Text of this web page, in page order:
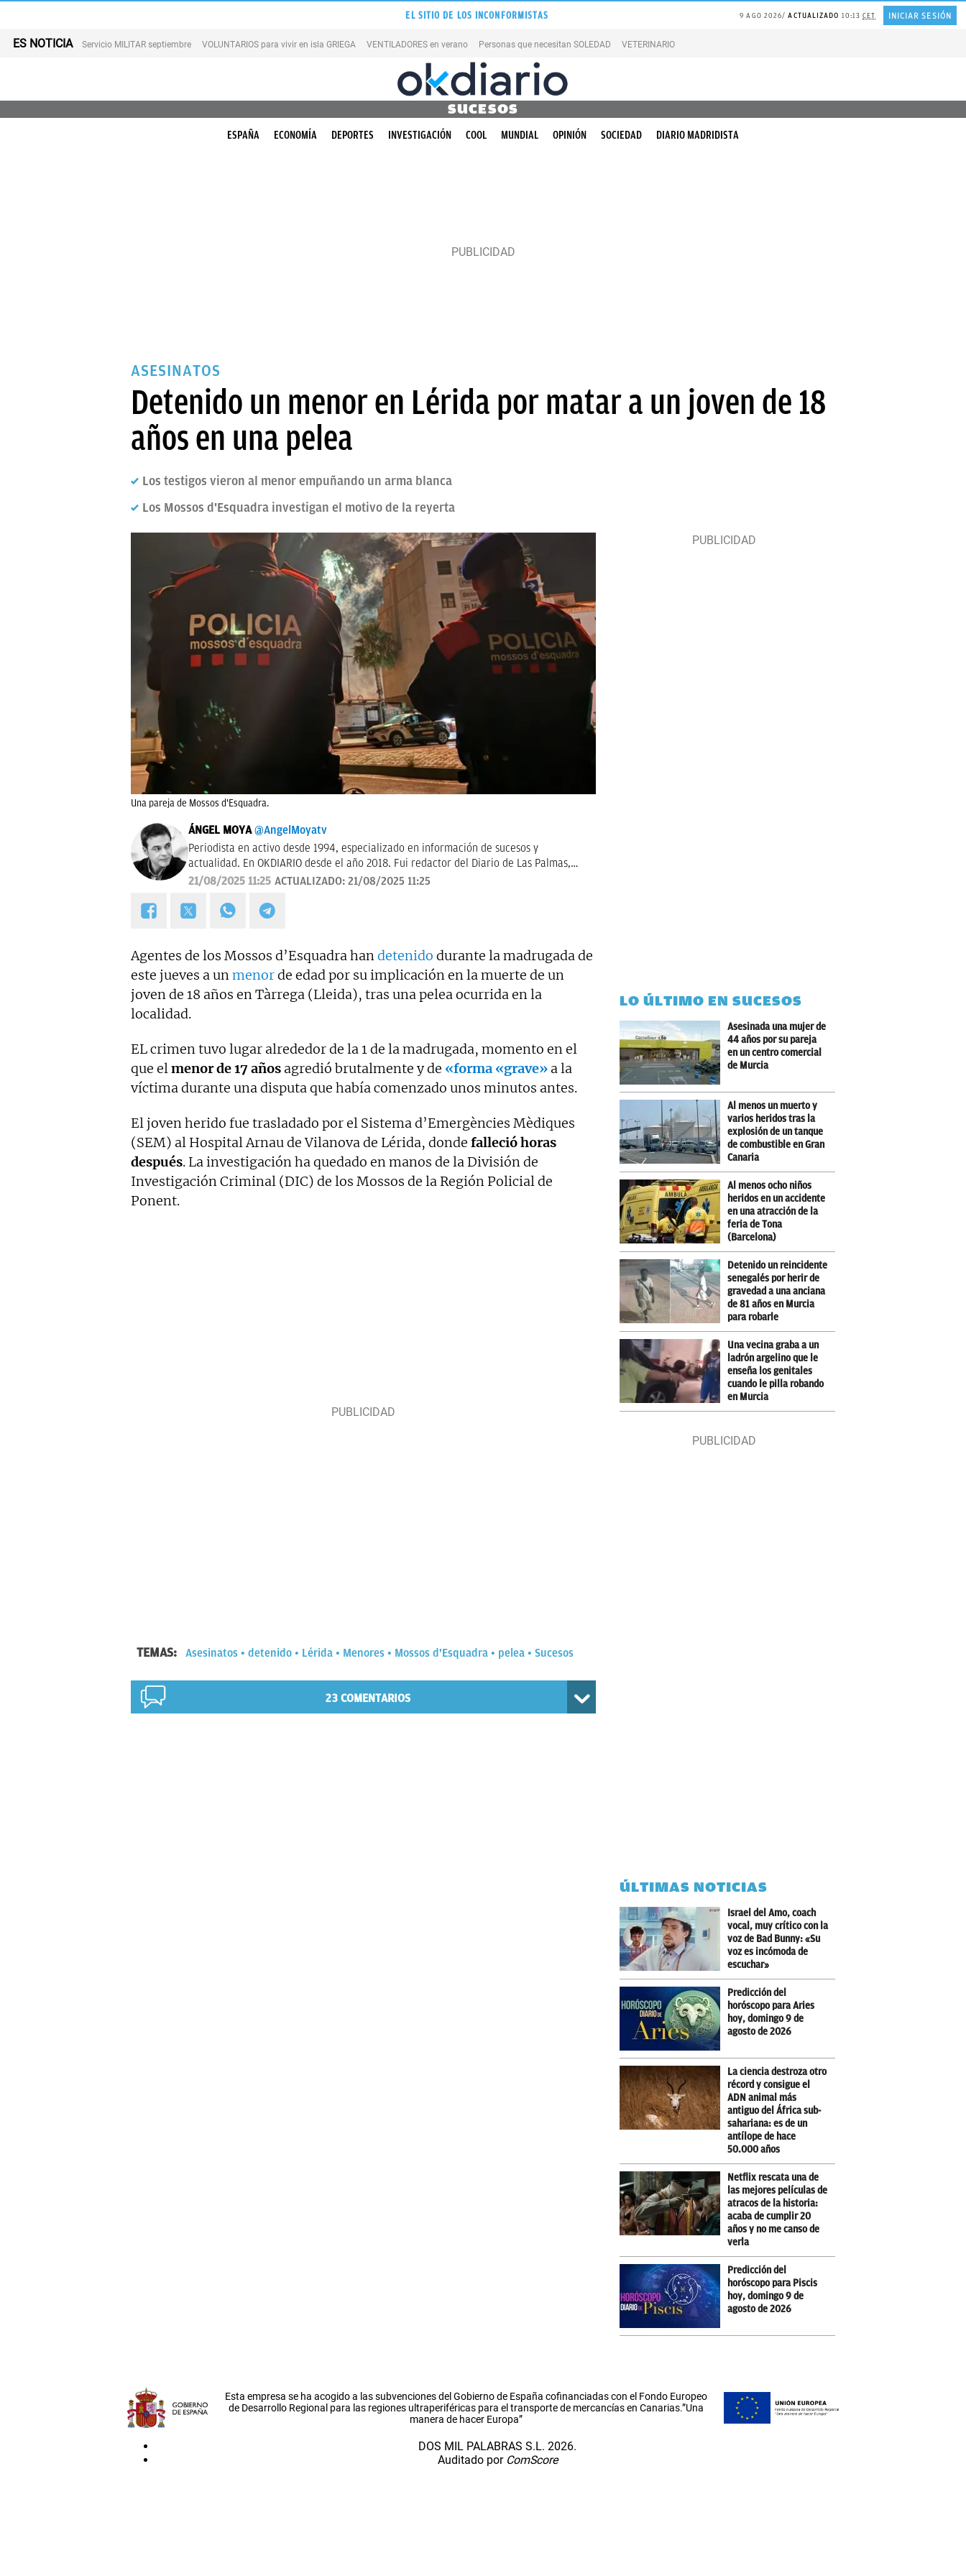
EL SITIO DE LOS INCONFORMISTAS 9 AGO 2026 ACTUALIZADO 10:13CET INICIAR SESIÓN
ES NOTICIA Servicio MILITAR septiembre VOLUNTARIOS para vivir en isla GRIEGA VENTILADORES en verano Personas que necesitan SOLEDAD VETERINARIO gatos
SUCESOS
ESPAÑA ECONOMÍA DEPORTES INVESTIGACIÓN COOL MUNDIAL OPINIÓN SOCIEDAD DIARIO MADRIDISTA
ASESINATOS
Detenido un menor en Lérida por matar a un joven de 18
años en una pelea
Los testigos vieron al menor empuñando un arma blanca
Los Mossos d'Esquadra investigan el motivo de la reyerta
Una pareja de Mossos d'Esquadra.
ÁNGEL MOYA @AngelMoyatv
Periodista en activo desde 1994, especializado en información de sucesos y
actualidad. En OKDIARIO desde el año 2018. Fui redactor del Diario de Las Palmas,
pasé por los Informativos de Telecinco, me ocupé de sucesos en Telemadrid hasta el
Programa de Ana Rosa hasta el año 2019 y desde entonces colaboro con TVE. Desde
mentiras" y "Tras el muro".
21/08/2025 11:25 ACTUALIZADO: 21/08/2025 11:25
Agentes de los Mossos d’Esquadra handetenido durante la madrugada de
este jueves a unmenorde edad por su implicación en la muerte de un
joven de 18 años en Tàrrega (Lleida), tras una pelea ocurrida en la
localidad.
EL crimen tuvo lugar alrededor de la 1 de la madrugada, momento en el
que elmenor de 17 años agredió brutalmente y de «forma «grave» a la
víctima durante una disputa que había comenzado unos minutos antes.
El joven herido fue trasladado por el Sistema d’Emergències Mèdiques
(SEM) al Hospital Arnau de Vilanova de Lérida, donde falleció horas
después. La investigación ha quedado en manos de la División de
Investigación Criminal (DIC) de los Mossos de la Región Policial de
Ponent.
TEMAS: Asesinatos detenido Lérida Menores Mossos d'Esquadra pelea Sucesos
23COMENTARIOS
LO ÚLTIMO EN SUCESOS
Asesinada una mujer de
44 años por su pareja
en un centro comercial
de Murcia
Al menos un muerto y
varios heridos tras la
explosión de un tanque
de combustible en Gran
Canaria
Al menos ocho niños
heridos en un accidente
en una atracción de la
feria de Tona
(Barcelona)
Detenido un reincidente
senegalés por herir de
gravedad a una anciana
de 81 años en Murcia
para robarle
Una vecina graba a un
ladrón argelino que le
enseña los genitales
cuando le pilla robando
en Murcia
ÚLTIMAS NOTICIAS
Israel del Amo, coach
vocal, muy crítico con la
voz de Bad Bunny: «Su
voz es incómoda de
escuchar»
Predicción del
horóscopo para Aries
hoy, domingo 9 de
agosto de 2026
La ciencia destroza otro
récord y consigue el
ADN animal más
antiguo del África sub-
sahariana: es de un
antílope de hace
50.000 años
Netflix rescata una de
las mejores películas de
atracos de la historia:
acaba de cumplir 20
años y no me canso de
verla
Predicción del
horóscopo para Piscis
hoy, domingo 9 de
agosto de 2026
Esta empresa se ha acogido a las subvenciones del Gobierno de España cofinanciadas con el Fondo Europeo
de Desarrollo Regional para las regiones ultraperiféricas para el transporte de mercancías en Canarias.”Una
manera de hacer Europa”
DOS MIL PALABRAS S.L. 2026.
Auditado por ComScore